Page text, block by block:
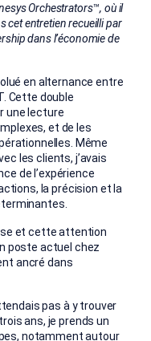
Orchestrators™, où il
cet entretien recueilli par
dans l’économie de
en alternance entre
Cette double
une lecture
et de les
Même
les clients, j’avais
de l’expérience
la précision et la
et cette attention
poste actuel chez
ancré dans
pas à y trouver
ans, je prends un
notamment autour